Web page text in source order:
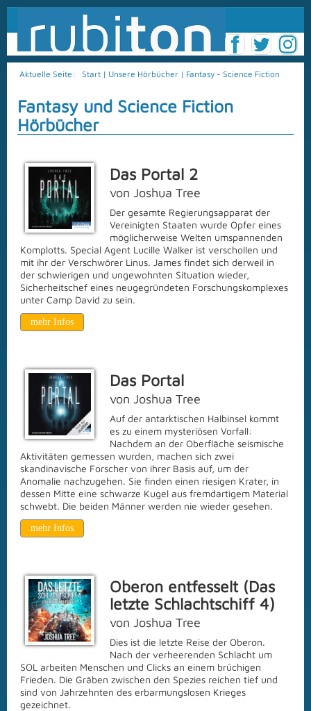
Aktuelle Seite: Start | Unsere Hörbücher | Fantasy - Science Fiction
Fantasy und Science Fiction
Hörbücher
Das Portal 2
von Joshua Tree
Der gesamte Regierungsapparat der
Vereinigten Staaten wurde Opfer eines
möglicherweise Welten umspannenden
Komplotts. Special Agent Lucille Walker ist verschollen und
mit ihr der Verschwörer Linus. James findet sich derweil in
der schwierigen und ungewohnten Situation wieder,
Sicherheitschef eines neugegründeten Forschungskomplexes
unter Camp David zu sein.
mehr Infos
Das Portal
von Joshua Tree
Auf der antarktischen Halbinsel kommt
es zu einem mysteriösen Vorfall:
Nachdem an der Oberfläche seismische
Aktivitäten gemessen wurden, machen sich zwei
skandinavische Forscher von ihrer Basis auf, um der
Anomalie nachzugehen. Sie finden einen riesigen Krater, in
dessen Mitte eine schwarze Kugel aus fremdartigem Material
schwebt. Die beiden Männer werden nie wieder gesehen.
mehr Infos
Oberon entfesselt (Das
letzte Schlachtschiff 4)
von Joshua Tree
Dies ist die letzte Reise der Oberon.
Nach der verheerenden Schlacht um
SOL arbeiten Menschen und Clicks an einem brüchigen
Frieden. Die Gräben zwischen den Spezies reichen tief und
sind von Jahrzehnten des erbarmungslosen Krieges
gezeichnet.